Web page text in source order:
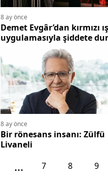
8 ay önce
Demet Evgâr’dan kırmızı
uygulamasıyla şiddete dur
8 ay önce
Bir rönesans insanı: Zülfü
Livaneli
... 7 8 9